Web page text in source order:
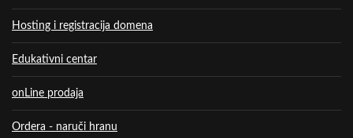
Hosting i registracija domena
Edukativni centar
onLine prodaja
Ordera - naruči hranu